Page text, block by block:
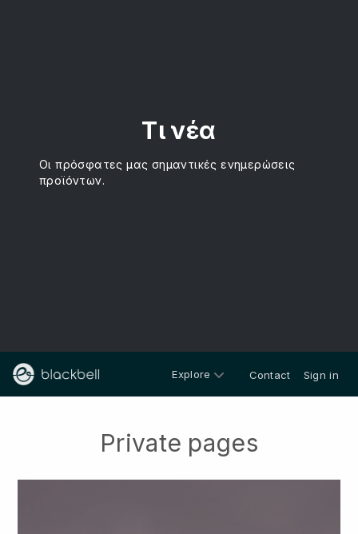
Τι νέα
Οι πρόσφατες μας σημαντικές ενημερώσεις
προϊόντων.
Explore Contact Sign in
Private pages